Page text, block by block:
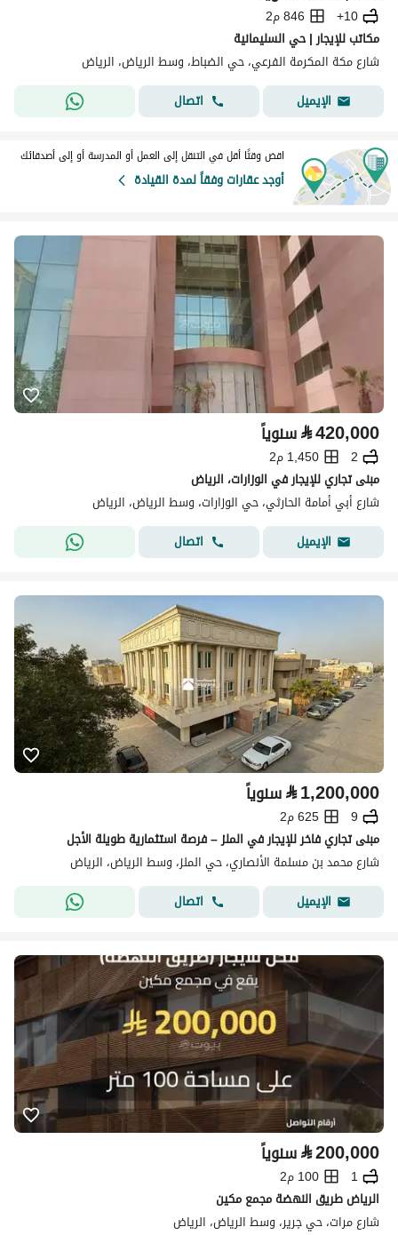
10+
846 م2
مكاتب للإيجار | حي السليمانية
شارع مكة المكرمة الفرعي، حي الضباط، وسط الرياض، الرياض
الإيميل
اتصال
اقض وقتًا أقل في التنقل إلى العمل أو المدرسة أو إلى أصدقائك
أوجد عقارات وفقاً لمدة القيادة
⃁420,000 سنوياً
2
1,450 م2
مبنى تجاري للإيجار في الوزارات، الرياض
شارع أبي أمامة الحارثي، حي الوزارات، وسط الرياض، الرياض
الإيميل
اتصال
⃁1,200,000 سنوياً
9
625 م2
مبنى تجاري فاخر للإيجار في الملز – فرصة استثمارية طويلة الأجل
شارع محمد بن مسلمة الأنصاري، حي الملز، وسط الرياض، الرياض
الإيميل
اتصال
⃁200,000 سنوياً
1
100 م2
الرياض طريق النهضة مجمع مكين
شارع مرات، حي جرير، وسط الرياض، الرياض